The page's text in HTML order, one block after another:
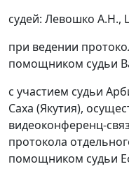
судей: Левошко
при ведении
помощником судьи
с участием судьи
Саха (Якутия),
видеоконференц-
протокола
помощником судьи